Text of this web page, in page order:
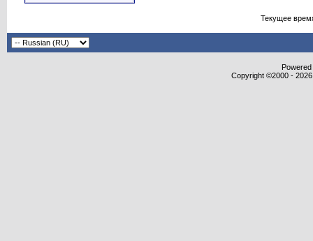
Текущее
Copyright ©2000 -